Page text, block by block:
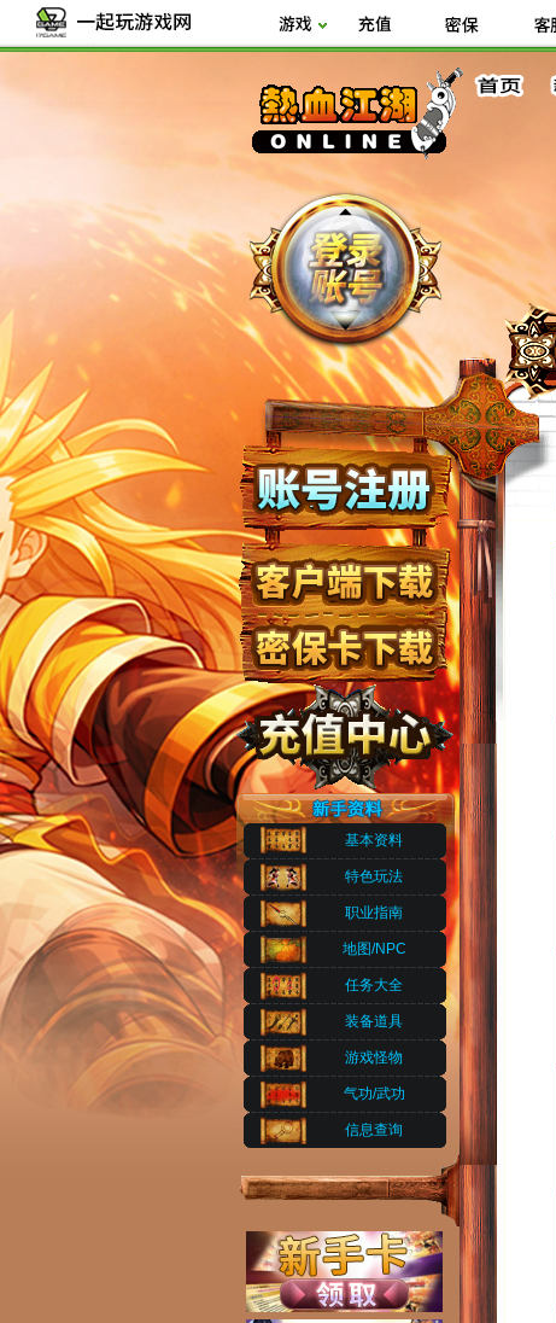
基本资料
特色玩法
职业指南
地图/NPC
任务大全
装备道具
游戏怪物
气功/武功
信息查询